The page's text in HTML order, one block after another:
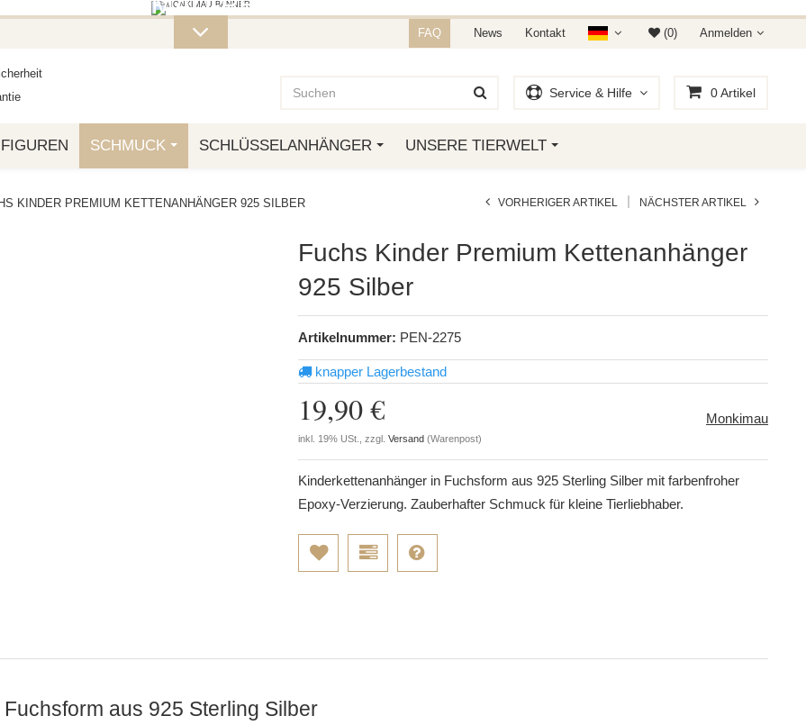
OTTO.
FAQ News Kontakt (0) Anmelden
Service & Hilfe 0Artikel
FIGUREN SCHMUCK SCHLÜSSELANHÄNGER UNSERE TIERWELT
KINDER PREMIUM KETTENANHÄNGER 925 SILBER VORHERIGER ARTIKEL | NÄCHSTER ARTIKEL
Fuchs Kinder Premium Kettenanhänger
925 Silber
Artikelnummer: PEN-2275
knapper Lagerbestand
19,90 €
inkl. 19% USt., zzgl. Versand (Warenpost)
Monkimau
Kinderkettenanhänger in Fuchsform aus 925 Sterling Silber mit farbenfroher
Epoxy-Verzierung. Zauberhafter Schmuck für kleine Tierliebhaber.
aus 925 Sterling Silber